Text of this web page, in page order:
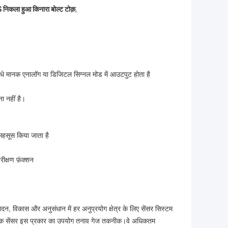
हुआ किनारा बोल्ट टोक़,
मानक एनालॉग या डिजिटल सिग्नल मोड में आउटपुट होता है
नहीं है।
किया जाता है
फ़ंक्शन
विकास और अनुसंधान में हर अनुप्रयोग क्षेत्र के लिए सेंसर सिस्टम
सेंसर इस प्रकार का उपयोग तनाव गेज तकनीक।वे अधिकतम